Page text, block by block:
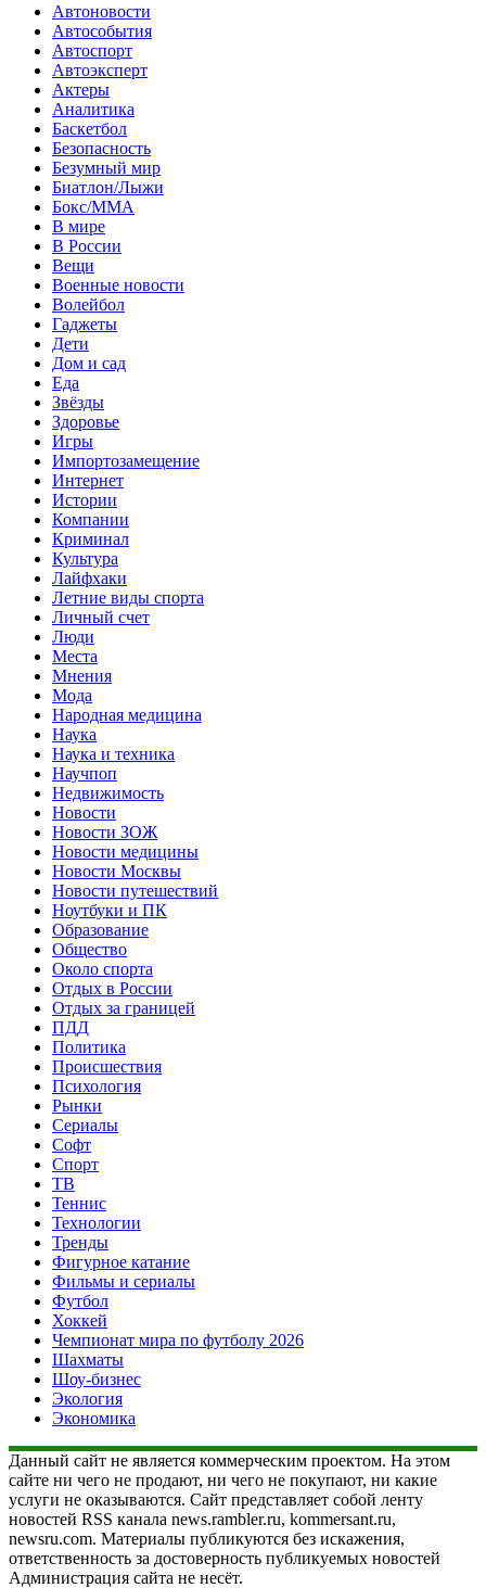
Автоновости
Автособытия
Автоспорт
Автоэксперт
Актеры
Аналитика
Баскетбол
Безопасность
Безумный мир
Биатлон/Лыжи
Бокс/MMA
В мире
В России
Вещи
Военные новости
Волейбол
Гаджеты
Дети
Дом и сад
Еда
Звёзды
Здоровье
Игры
Импортозамещение
Интернет
Истории
Компании
Криминал
Культура
Лайфхаки
Летние виды спорта
Личный счет
Люди
Места
Мнения
Мода
Народная медицина
Наука
Наука и техника
Научпоп
Недвижимость
Новости
Новости ЗОЖ
Новости медицины
Новости Москвы
Новости путешествий
Ноутбуки и ПК
Образование
Общество
Около спорта
Отдых в России
Отдых за границей
ПДД
Политика
Происшествия
Психология
Рынки
Сериалы
Софт
Спорт
ТВ
Теннис
Технологии
Тренды
Фигурное катание
Фильмы и сериалы
Футбол
Хоккей
Чемпионат мира по футболу 2026
Шахматы
Шоу-бизнес
Экология
Экономика
Данный сайт не является коммерческим проектом. На этом
сайте ни чего не продают, ни чего не покупают, ни какие
услуги не оказываются. Сайт представляет собой ленту
новостей RSS канала news.rambler.ru, kommersant.ru,
newsru.com. Материалы публикуются без искажения,
ответственность за достоверность публикуемых новостей
Администрация сайта не несёт.